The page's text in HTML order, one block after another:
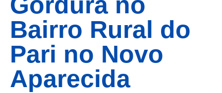
Bairro Rural do
Pari no Novo
Aparecida